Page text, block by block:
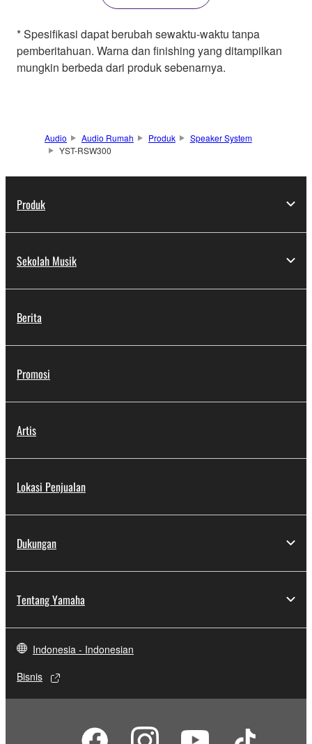
* Spesifikasi dapat berubah sewaktu-waktu tanpa
pemberitahuan. Warna dan finishing yang ditampilkan
mungkin berbeda dari produk sebenarnya.
Audio Audio Rumah Produk
Speaker System
YST-RSW300
Produk
Sekolah Musik
Berita
Promosi
Artis
Lokasi Penjualan
Dukungan
Tentang Yamaha
Indonesia - Indonesian
Bisnis